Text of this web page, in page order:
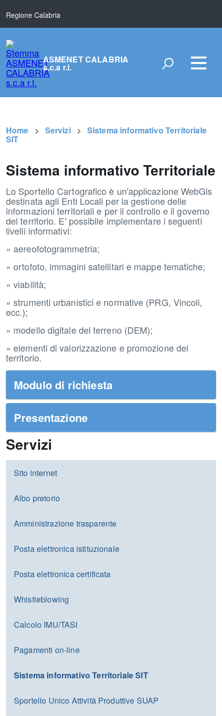
Regione Calabria
ASMENET CALABRIA
s.c.a r.l.
Home Servizi Sistema informativo Territoriale
SIT
Sistema informativo Territoriale
Lo Sportello Cartografico è un'applicazione WebGis
destinata agli Enti Locali per la gestione delle
informazioni territoriali e per il controllo e il governo
del territorio. E' possibile implementare i seguenti
livelli informativi:
» aereofotogrammetria;
» ortofoto, immagini satellitari e mappe tematiche;
» viabilità;
» strumenti urbanistici e normative (PRG, Vincoli,
ecc.);
» modello digitale del terreno (DEM);
» elementi di valorizzazione e promozione del
territorio.
Modulo di richiesta
Presentazione
Servizi
Sito internet
Albo pretorio
Amministrazione trasparente
Posta elettronica istituzionale
Posta elettronica certificata
Whistleblowing
Calcolo IMU/TASI
Pagamenti on-line
Sistema informativo Territoriale SIT
Sportello Unico Attività Produttive SUAP